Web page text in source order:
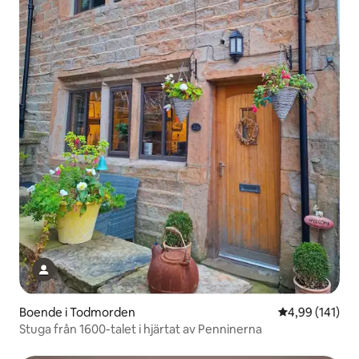
Boende i Todmorden 4,99 av 5 i
4,99 (141)
Stuga från 1600-talet i hjärtat av Penninerna